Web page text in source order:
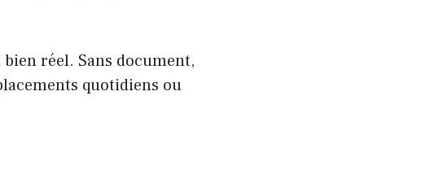
réel. Sans document,
quotidiens ou